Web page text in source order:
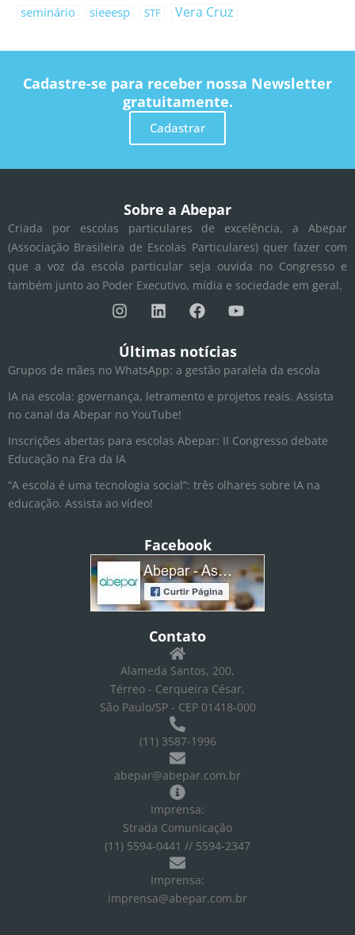
seminário sieeesp STF Vera Cruz
Cadastre-se para receber nossa Newsletter
gratuitamente.
Cadastrar
Sobre a Abepar
Criada por escolas particulares de excelência, a Abepar
(Associação Brasileira de Escolas Particulares) quer fazer com
que a voz da escola particular seja ouvida no Congresso e
também junto ao Poder Executivo, mídia e sociedade em geral.
I
n
t
a
g
r
a
L
i
k
e
d
i
n
F
a
e
b
o
o
Y
o
t
u
b
e
Últimas notícias
Grupos de mães no WhatsApp: a gestão paralela da escola
IA na escola: governança, letramento e projetos reais. Assista
no canal da Abepar no YouTube!
Inscrições abertas para escolas Abepar: II Congresso debate
Educação na Era da IA
“A escola é uma tecnologia social”: três olhares sobre IA na
educação. Assista ao vídeo!
Facebook
Contato
Alameda Santos, 200,
Térreo - Cerqueira César,
São Paulo/SP - CEP 01418-000
(11) 3587-1996
abepar@abepar.com.br
Imprensa:
Strada Comunicação
(11) 5594-0441 // 5594-2347
Imprensa:
imprensa@abepar.com.br